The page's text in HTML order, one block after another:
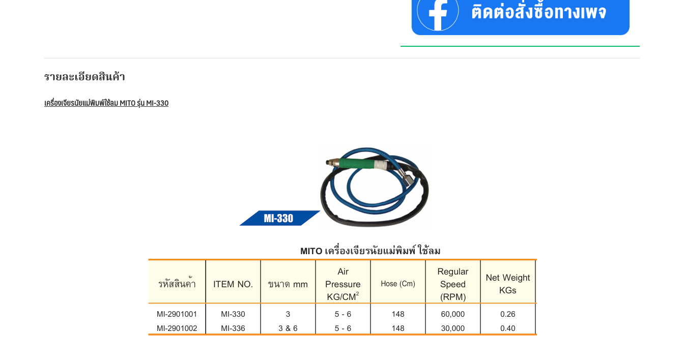
รายละเอียดสินค้า
เครื่องเจียรนัยแม่พิมพ์ใช้ลม MITO รุ่น MI-330